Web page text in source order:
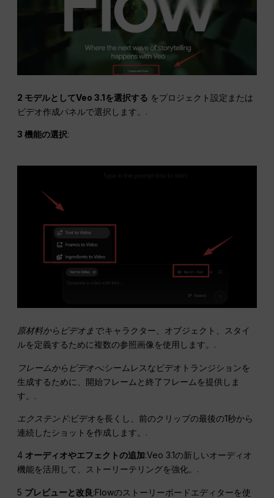
2 モデルとしてVeo 3.1を選択する をプロジェクト設定または
ビデオ作成パネルで選択します。.
3 機能の選択:
原材料からビデオまで:キャラクター、オブジェクト、スタイ
ルを定義するために複数の参照画像を使用します。.
フレームからビデオへ:シームレスなビデオトランジションを
生成するために、開始フレームと終了フレームを提供しま
す。.
エクステンド:ビデオを長くし、前のクリップの最後の1秒から
連続したショットを作成します。.
4 オーディオやエフェクトの追加:Veo 3.1の新しいオーディオ
機能を活用して、ストーリーテリングを強化。.
5 プレビューと改良:Flowのストーリーボードエディターを使